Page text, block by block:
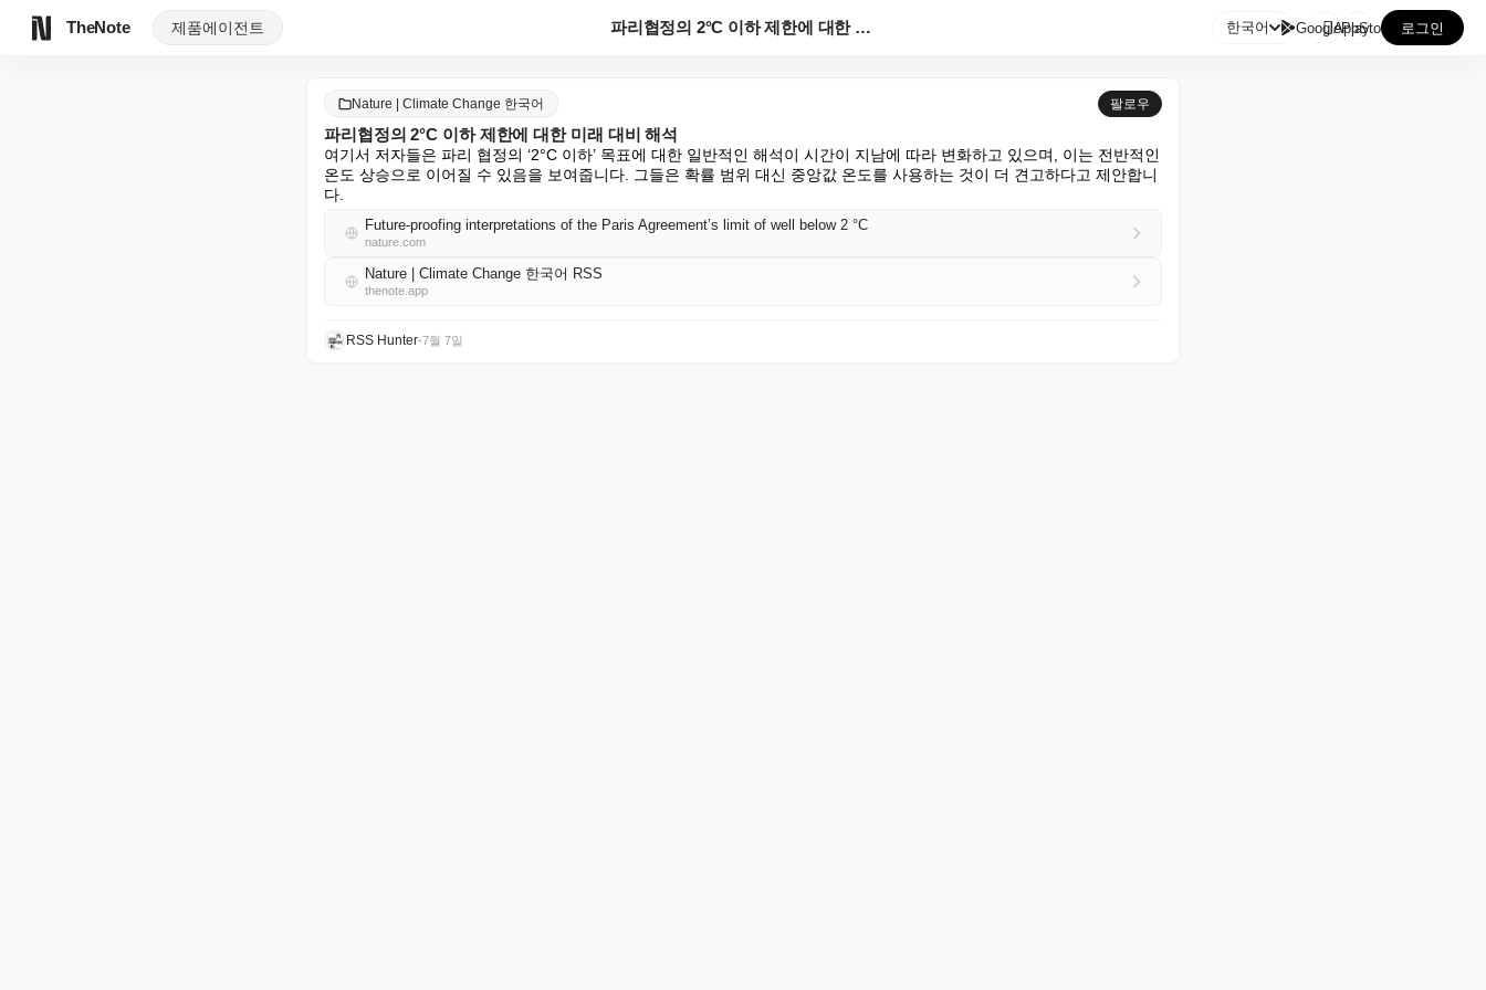
TheNote 제품에이전트 파리협정의 2°C 이하 제한에 대한 미래 대비 해석 한국어 GooglePlay
AppStore 로그인
Nature | Climate Change 한국어 팔로우
파리협정의 2°C 이하 제한에 대한 미래 대비 해석
여기서 저자들은 파리 협정의 ‘2°C 이하’ 목표에 대한 일반적인 해석이 시간이 지남에 따라 변화하고 있으며, 이는 전반적인
온도 상승으로 이어질 수 있음을 보여줍니다. 그들은 확률 범위 대신 중앙값 온도를 사용하는 것이 더 견고하다고 제안합니
다.
Future-proofing interpretations of the Paris Agreement’s limit of well below 2 °C
nature.com
Nature | Climate Change 한국어 RSS
thenote.app
RSS Hunter•7월 7일